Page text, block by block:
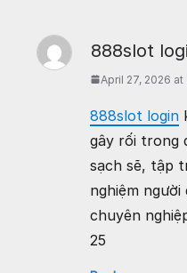
888slot
April 27, 2026 at
888slot login
gây rối trong
sạch sẽ, tập
nghiệm người
chuyên
25